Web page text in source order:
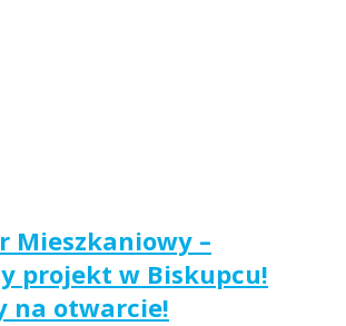
Mieszkaniowy –
projekt w Biskupcu!
na otwarcie!